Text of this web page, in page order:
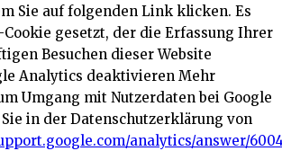
Sie auf folgenden Link klicken. Es
gesetzt, der die Erfassung Ihrer
Besuchen dieser Website
Analytics deaktivieren Mehr
Umgang mit Nutzerdaten bei Google
in der Datenschutzerklärung von
analytics/answer/